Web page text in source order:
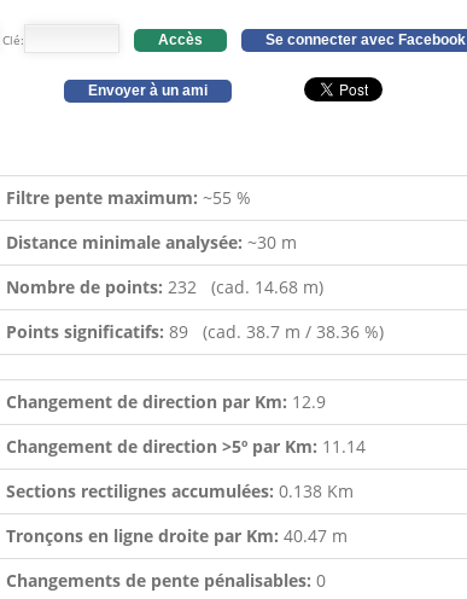
Clé: Accès Se connecter avec Facebook
Envoyer à un ami
Filtre pente maximum: ~55 %
Distance minimale analysée: ~30 m
Nombre de points: 232 (cad. 14.68 m)
Points significatifs: 89 (cad. 38.7 m / 38.36 %)
Changement de direction par Km: 12.9
Changement de direction >5º par Km: 11.14
Sections rectilignes accumulées: 0.138 Km
Tronçons en ligne droite par Km: 40.47 m
Changements de pente pénalisables: 0